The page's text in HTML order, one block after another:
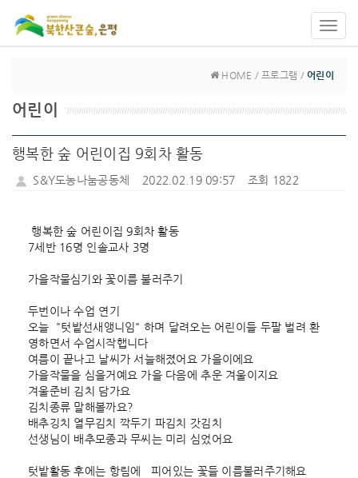
HOME / 프로그램 / 어린이
어린이
행복한 숲 어린이집 9회차 활동
S&Y도농나눔공동체 2022.02.19 09:57 조회 1822
행복한 숲 어린이집 9회차 활동
7세반 16명 인솔교사 3명
가을작물심기와 꽃이름 불러주기
두번이나 수업 연기
오늘  "텃밭선새앵니임" 하며 달려오는 어린이들 두팔 벌려 환
영하면서 수업시작햅니다
여름이 끝나고 날씨가 서늘해졌어요 가을이에요
가을작물을 심을거예요 가을 다음에 추운 겨울이지요
겨울준비 김치 담가요
김치종류 말해볼까요?
배추깅치 열무김치 깍두기 파김치 갓김치
선생님이 배추모종과 무씨는 미리 심었어요
텃밭활동 후에는 항림에   피어있는 꽃들 이름불러주기해요